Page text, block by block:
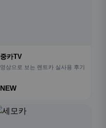
중카TV
영상으로 보는 렌트카 실사용 후기
NEW